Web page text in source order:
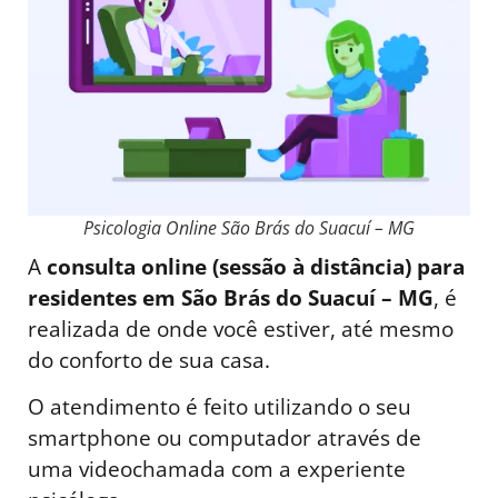
Psicologia Online São Brás do Suacuí – MG
Aconsulta online (sessão à distância) para
residentes em São Brás do Suacuí – MG, é
realizada de onde você estiver, até mesmo
do conforto de sua casa.
O atendimento é feito utilizando o seu
smartphone ou computador através de
uma videochamada com a experiente